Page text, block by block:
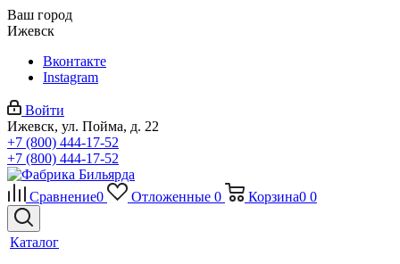
Ваш город
Ижевск
Вконтакте
Instagram
Войти
Ижевск, ул. Пойма, д. 22
+7 (800) 444-17-52
+7 (800) 444-17-52
Сравнение0 Отложенные 0 Корзина0 0
Каталог